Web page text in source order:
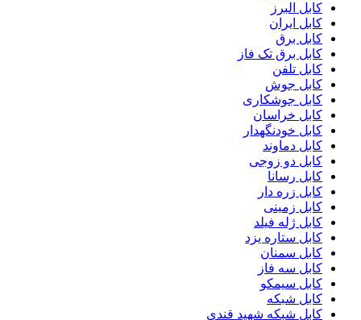
کابل البرز
کابل ایران
کابل برق
کابل برق تک فاز
کابل تلفن
کابل جوش
کابل جوشکاری
کابل خراسان
کابل خودنگهدار
کابل دماوند
کابل دو زوجی
کابل رسانا
کابل زره دار
کابل زمینی
کابل ژله فیلد
کابل ستاره یزد
کابل سمنان
کابل سه فاز
کابل سیمکو
کابل شبکه
کابل شبکه شهید قندی